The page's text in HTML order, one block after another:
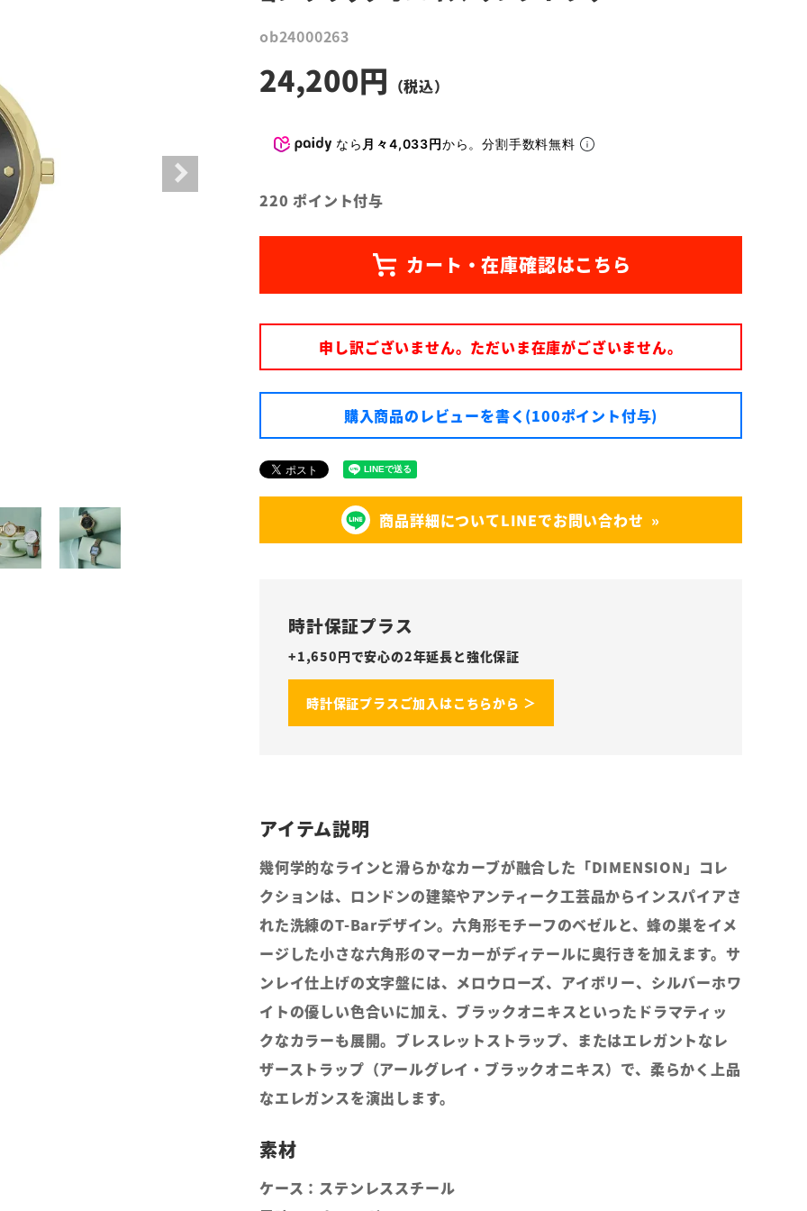
ob24000263
24,200
なら 月々4,033円から。分割手数料無料
220 ポイント付与
申し訳ございません。ただいま在庫がございません。
購入商品のレビューを書く(100ポイント付与)
商品詳細についてLINEでお問い合わせ
時計保証プラス
+1,650円で安心の2年延長と強化保証
時計保証プラスご加入はこちらから ＞
幾何学的なラインと滑らかなカーブが融合した「DIMENSION」コレ
クションは、ロンドンの建築やアンティーク工芸品からインスパイアさ
れた洗練のT-Barデザイン。六角形モチーフのベゼルと、蜂の巣をイメ
ージした小さな六角形のマーカーがディテールに奥行きを加えます。サ
ンレイ仕上げの文字盤には、メロウローズ、アイボリー、シルバーホワ
イトの優しい色合いに加え、ブラックオニキスといったドラマティッ
クなカラーも展開。ブレスレットストラップ、またはエレガントなレ
ザーストラップ（アールグレイ・ブラックオニキス）で、柔らかく上品
なエレガンスを演出します。
ケース：ステンレススチール